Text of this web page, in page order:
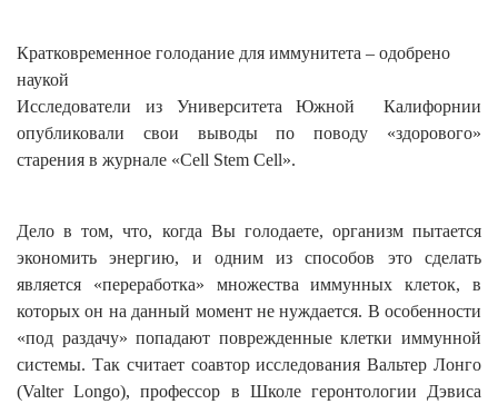
Кратковременное голодание для иммунитета – одобрено
наукой
Исследователи из Университета Южной Калифорнии
опубликовали свои выводы по поводу «здорового»
старения в журнале «Cell Stem Cell».
Дело в том, что, когда Вы голодаете, организм пытается
экономить энергию, и одним из способов это сделать
является «переработка» множества иммунных клеток, в
которых он на данный момент не нуждается. В особенности
«под раздачу» попадают поврежденные клетки иммунной
системы. Так считает соавтор исследования Вальтер Лонго
(Valter Longo), профессор в Школе геронтологии Дэвиса